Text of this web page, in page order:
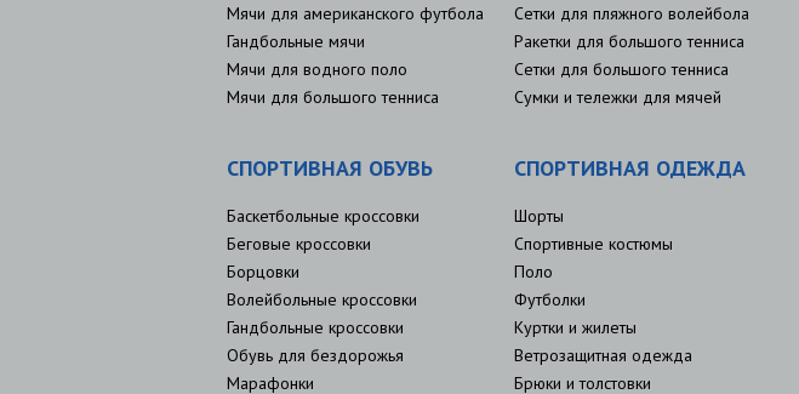
Мячи для американского футбола
Гандбольные мячи
Мячи для водного поло
Мячи для большого тенниса
Сетки для пляжного волейбола
Ракетки для большого тенниса
Сетки для большого тенниса
Сумки и тележки для мячей
СПОРТИВНАЯ ОБУВЬ
Баскетбольные кроссовки
Беговые кроссовки
Борцовки
Волейбольные кроссовки
Гандбольные кроссовки
Обувь для бездорожья
Марафонки
СПОРТИВНАЯ ОДЕЖДА
Шорты
Спортивные костюмы
Поло
Футболки
Куртки и жилеты
Ветрозащитная одежда
Брюки и толстовки